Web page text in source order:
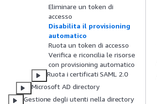
Eliminare un token di
accesso
Disabilita il provisioning
automatico
Ruota un token di accesso
Verifica e riconcilia le risorse
con provisioning automatico
Ruota i certificati SAML 2.0
Microsoft AD directory
Gestione degli utenti nella directory